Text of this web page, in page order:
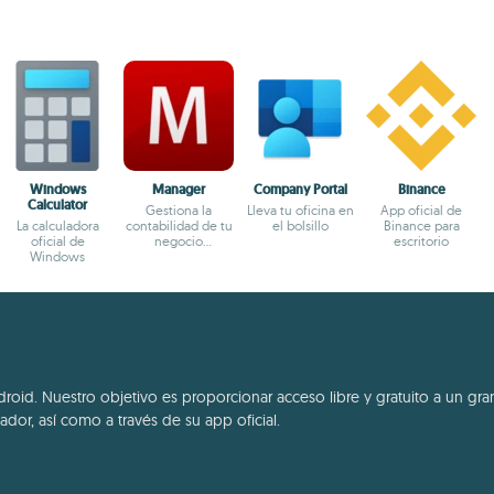
Windows
Calculator
La calculadora
oficial de
Windows
Manager
Gestiona la
contabilidad de tu
negocio
Company Portal
Lleva tu oficina en
el bolsillo
Binance
App oficial de
Binance para
escritorio
Nuestro objetivo es proporcionar acceso libre y gratuito a un
así como a través de su app oficial.